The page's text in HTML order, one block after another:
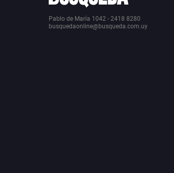
Pablo de María 1042 - 2418 8280
busquedaonline@busqueda.com.uy